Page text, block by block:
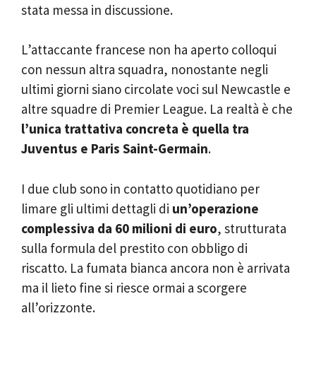
stata messa in discussione.
L’attaccante francese non ha aperto colloqui
con nessun altra squadra, nonostante negli
ultimi giorni siano circolate voci sul Newcastle e
altre squadre di Premier League. La realtà è che
l’unica trattativa concreta è quella tra
Juventus e Paris Saint-Germain.
I due club sono in contatto quotidiano per
limare gli ultimi dettagli di un’operazione
complessiva da 60 milioni di euro, strutturata
sulla formula del prestito con obbligo di
riscatto. La fumata bianca ancora non è arrivata
ma il lieto fine si riesce ormai a scorgere
all’orizzonte.